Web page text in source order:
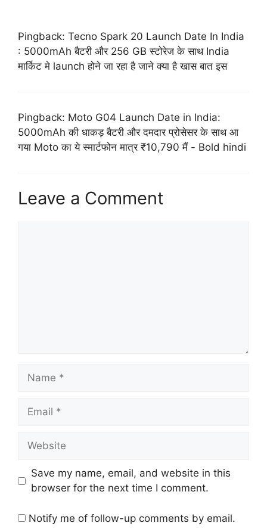
Pingback: Tecno Spark 20 Launch Date In India
: 5000mAh बैटरी और 256 GB स्टोरेज के साथ India
मार्किट मे launch होने जा रहा है जाने क्या है खास बात इस
Pingback: Moto G04 Launch Date in India:
5000mAh की धाकड़ बैटरी और दमदार प्रोसेसर के साथ आ
गया Moto का ये स्मार्टफोन मात्र ₹10,790 मैं - Bold hindi
Leave a Comment
Name
Email
Website
Save my name, email, and website in this
browser for the next time I comment.
Notify me of follow-up comments by email.